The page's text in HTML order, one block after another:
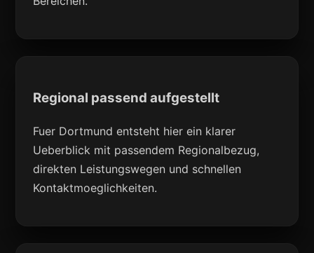
Regional passend aufgestellt
Fuer Dortmund entsteht hier ein klarer
Ueberblick mit passendem Regionalbezug,
direkten Leistungswegen und schnellen
Kontaktmoeglichkeiten.